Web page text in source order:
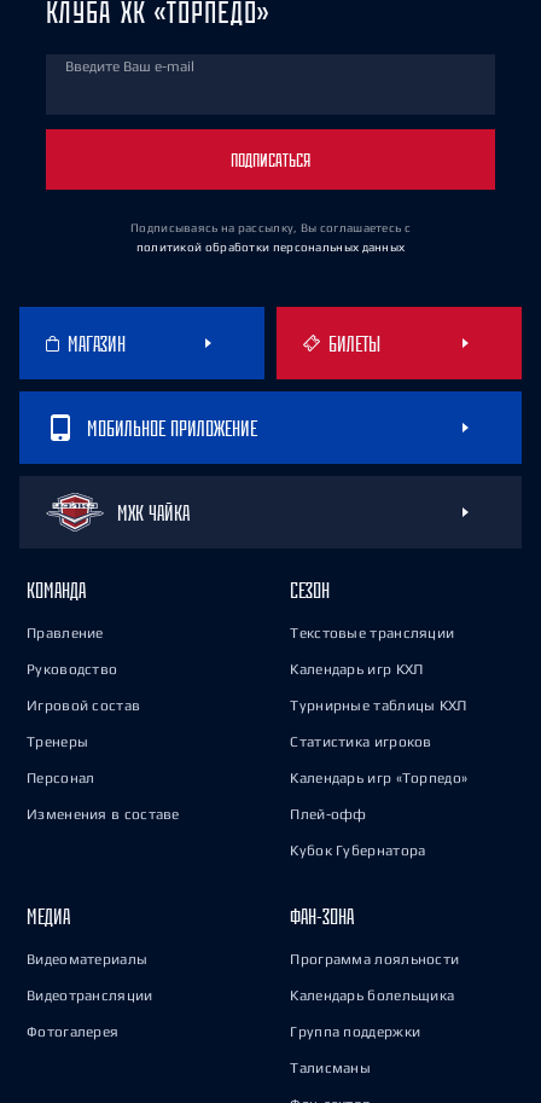
КЛУБА ХК «ТОРПЕДО»
Введите Ваш e-mail
ПОДПИСАТЬСЯ
Подписываясь на рассылку, Вы соглашаетесь с
политикой обработки персональных данных
МАГАЗИН БИЛЕТЫ
МОБИЛЬНОЕ ПРИЛОЖЕНИЕ
МХК ЧАЙКА
КОМАНДА
Правление
Руководство
Игровой состав
Тренеры
Персонал
Изменения в составе
СЕЗОН
Текстовые трансляции
Календарь игр КХЛ
Турнирные таблицы КХЛ
Статистика игроков
Календарь игр «Торпедо»
Плей-офф
Кубок Губернатора
МЕДИА
Видеоматериалы
Видеотрансляции
Фотогалерея
ФАН-ЗОНА
Программа лояльности
Календарь болельщика
Группа поддержки
Талисманы